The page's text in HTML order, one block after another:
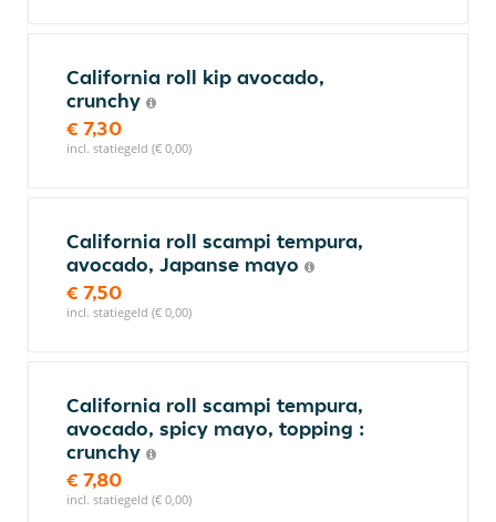
California roll kip avocado,
crunchy
€ 7,30
incl. statiegeld (€ 0,00)
California roll scampi tempura,
avocado, Japanse mayo
€ 7,50
incl. statiegeld (€ 0,00)
California roll scampi tempura,
avocado, spicy mayo, topping :
crunchy
€ 7,80
incl. statiegeld (€ 0,00)